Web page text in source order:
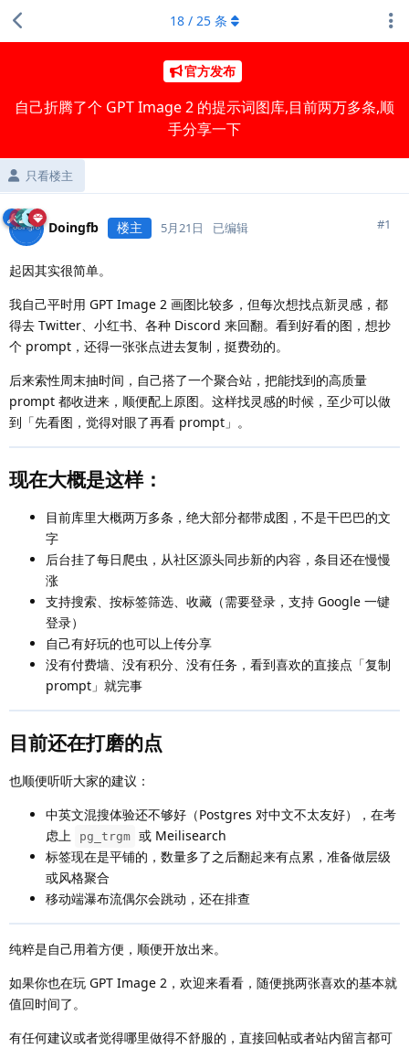
官方发布
自己折腾了个 GPT Image 2 的提示词图库,目前两万多条,顺
手分享一下
只看楼主
18 / 25 条
Doingfb 楼主 5月21日 已编辑 #1
起因其实很简单。
我自己平时用 GPT Image 2 画图比较多，但每次想找点新灵感，都
得去 Twitter、小红书、各种 Discord 来回翻。看到好看的图，想抄
个 prompt，还得一张张点进去复制，挺费劲的。
后来索性周末抽时间，自己搭了一个聚合站，把能找到的高质量
prompt 都收进来，顺便配上原图。这样找灵感的时候，至少可以做
到「先看图，觉得对眼了再看 prompt」。
现在大概是这样：
目前库里大概两万多条，绝大部分都带成图，不是干巴巴的文
字
后台挂了每日爬虫，从社区源头同步新的内容，条目还在慢慢
涨
支持搜索、按标签筛选、收藏（需要登录，支持 Google 一键
登录）
自己有好玩的也可以上传分享
没有付费墙、没有积分、没有任务，看到喜欢的直接点「复制
prompt」就完事
目前还在打磨的点
也顺便听听大家的建议：
中英文混搜体验还不够好（Postgres 对中文不太友好），在考
虑上
pg_trgm 或 Meilisearch
标签现在是平铺的，数量多了之后翻起来有点累，准备做层级
或风格聚合
移动端瀑布流偶尔会跳动，还在排查
纯粹是自己用着方便，顺便开放出来。
如果你也在玩 GPT Image 2，欢迎来看看，随便挑两张喜欢的基本就
值回时间了。
有任何建议或者觉得哪里做得不舒服的，直接回帖或者站内留言都可